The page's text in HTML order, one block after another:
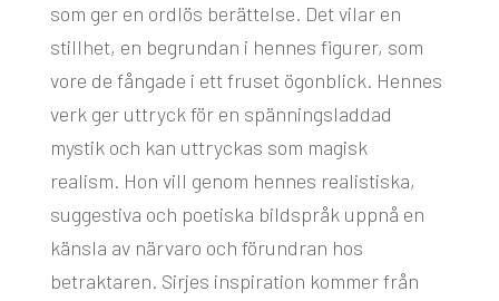
som ger en ordlös berättelse. Det vilar en
stillhet, en begrundan i hennes figurer, som
vore de fångade i ett fruset ögonblick. Hennes
verk ger uttryck för en spänningsladdad
mystik och kan uttryckas som magisk
realism. Hon vill genom hennes realistiska,
suggestiva och poetiska bildspråk uppnå en
känsla av närvaro och förundran hos
betraktaren. Sirjes inspiration kommer från